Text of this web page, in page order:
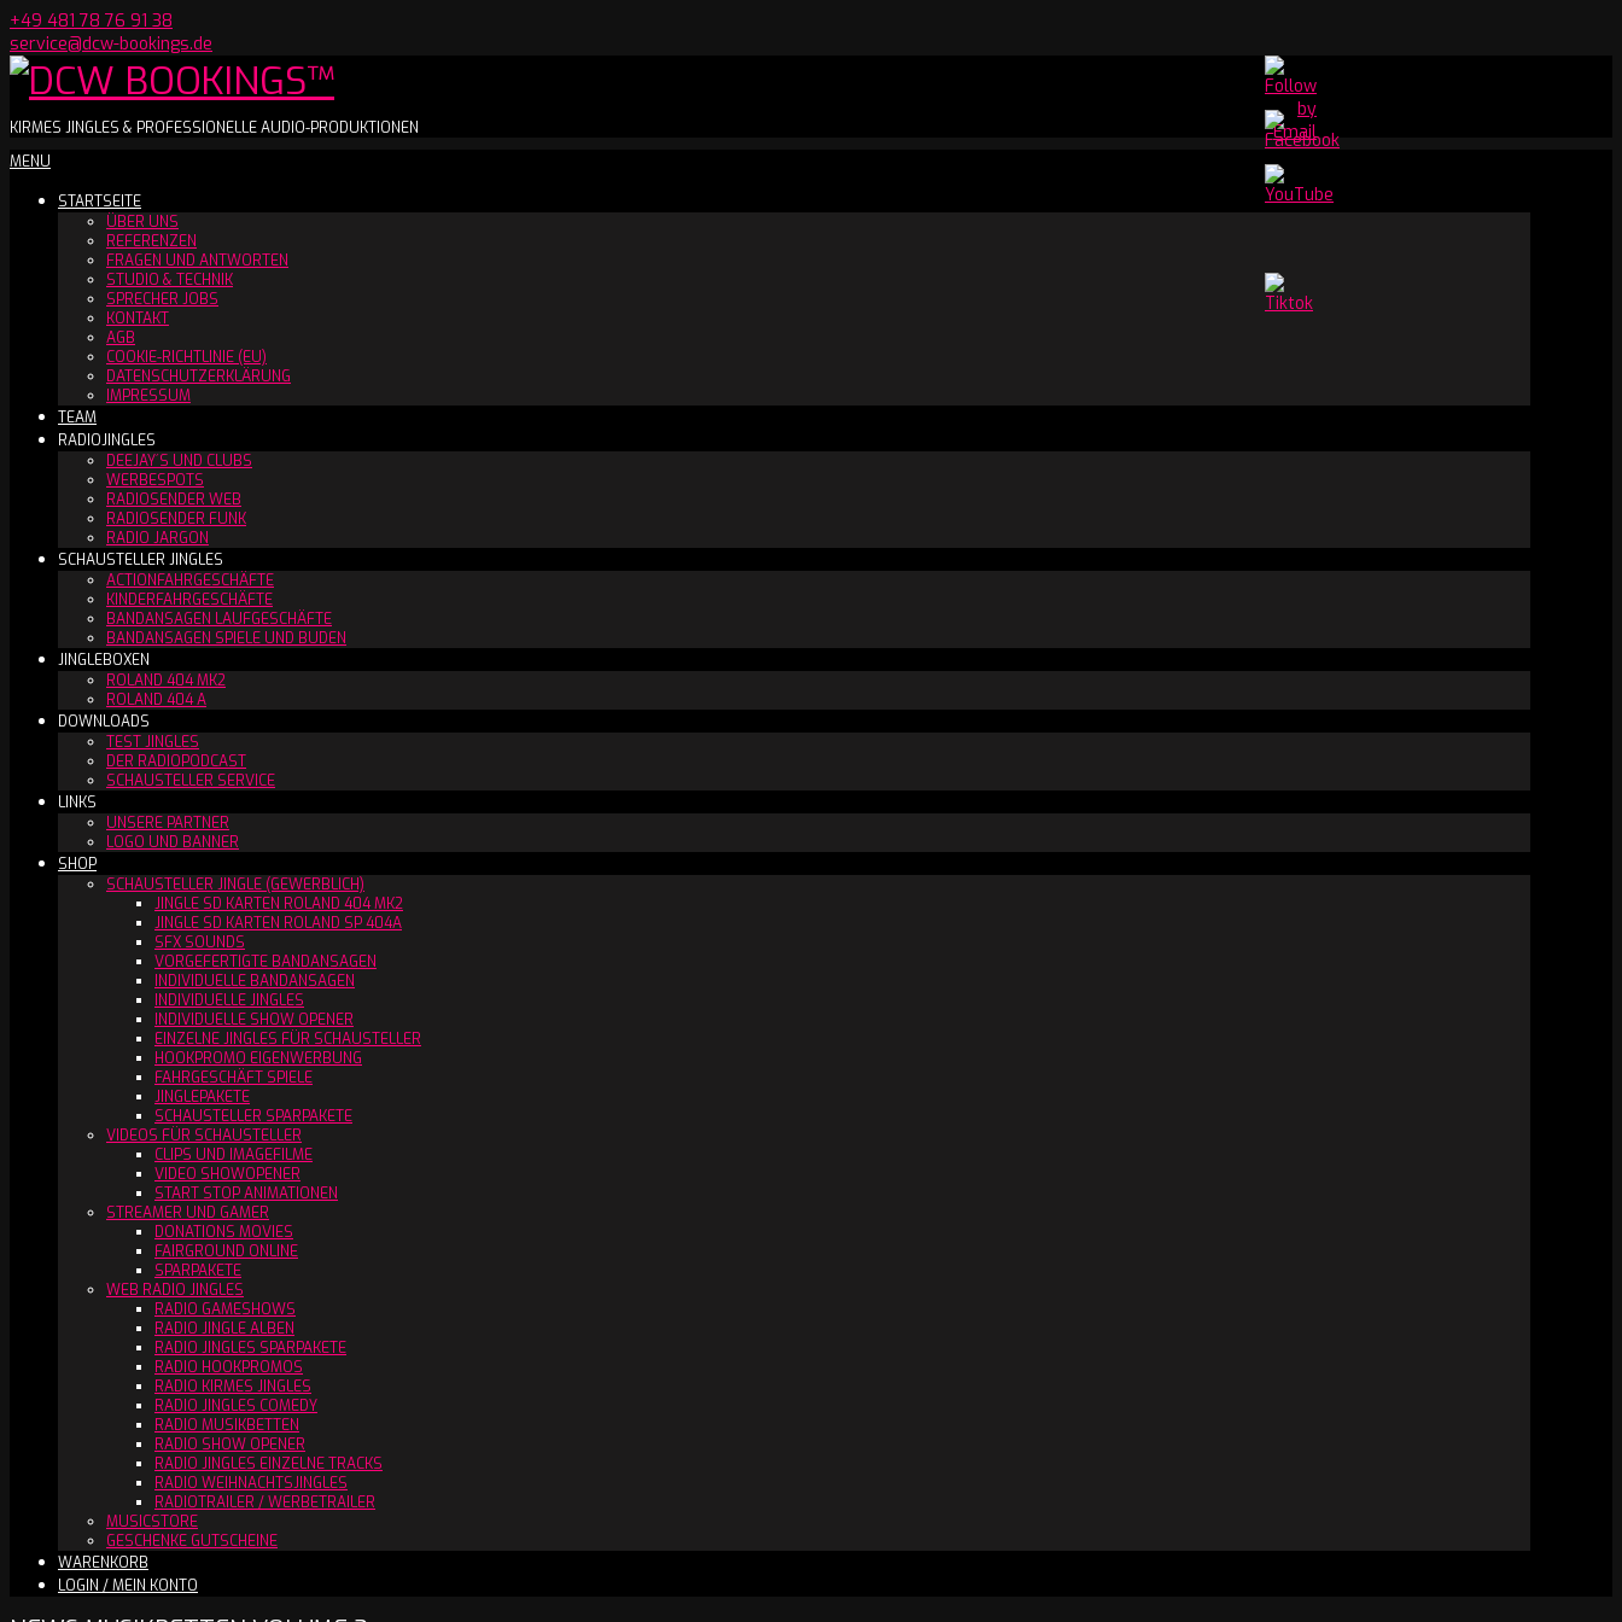
Skip
to
content
+49 481 78 76 91 38
service@dcw-bookings.de
Youtube
Channel
DCW
BOOKINGS™
KIRMES JINGLES & PROFESSIONELLE AUDIO-PRODUKTIONEN
Secondary
Menu
MENU
STARTSEITE
ÜBER UNS
REFERENZEN
FRAGEN UND ANTWORTEN
STUDIO & TECHNIK
SPRECHER JOBS
KONTAKT
AGB
COOKIE-RICHTLINIE (EU)
DATENSCHUTZERKLÄRUNG
IMPRESSUM
TEAM
RADIOJINGLES
DEEJAY´S UND CLUBS
WERBESPOTS
RADIOSENDER WEB
RADIOSENDER FUNK
RADIO JARGON
SCHAUSTELLER JINGLES
ACTIONFAHRGESCHÄFTE
KINDERFAHRGESCHÄFTE
BANDANSAGEN LAUFGESCHÄFTE
BANDANSAGEN SPIELE UND BUDEN
JINGLEBOXEN
ROLAND 404 MK2
ROLAND 404 A
DOWNLOADS
TEST JINGLES
DER RADIOPODCAST
SCHAUSTELLER SERVICE
LINKS
UNSERE PARTNER
LOGO UND BANNER
SHOP
SCHAUSTELLER JINGLE (GEWERBLICH)
JINGLE SD KARTEN ROLAND 404 MK2
JINGLE SD KARTEN ROLAND SP 404A
SFX SOUNDS
VORGEFERTIGTE BANDANSAGEN
INDIVIDUELLE BANDANSAGEN
INDIVIDUELLE JINGLES
INDIVIDUELLE SHOW OPENER
EINZELNE JINGLES FÜR SCHAUSTELLER
HOOKPROMO EIGENWERBUNG
FAHRGESCHÄFT SPIELE
JINGLEPAKETE
SCHAUSTELLER SPARPAKETE
VIDEOS FÜR SCHAUSTELLER
CLIPS UND IMAGEFILME
VIDEO SHOWOPENER
START STOP ANIMATIONEN
STREAMER UND GAMER
DONATIONS MOVIES
FAIRGROUND ONLINE
SPARPAKETE
WEB RADIO JINGLES
RADIO GAMESHOWS
RADIO JINGLE ALBEN
RADIO JINGLES SPARPAKETE
RADIO HOOKPROMOS
RADIO KIRMES JINGLES
RADIO JINGLES COMEDY
RADIO MUSIKBETTEN
RADIO SHOW OPENER
RADIO JINGLES EINZELNE TRACKS
RADIO WEIHNACHTSJINGLES
RADIOTRAILER / WERBETRAILER
MUSICSTORE
GESCHENKE GUTSCHEINE
WARENKORB
LOGIN / MEIN KONTO